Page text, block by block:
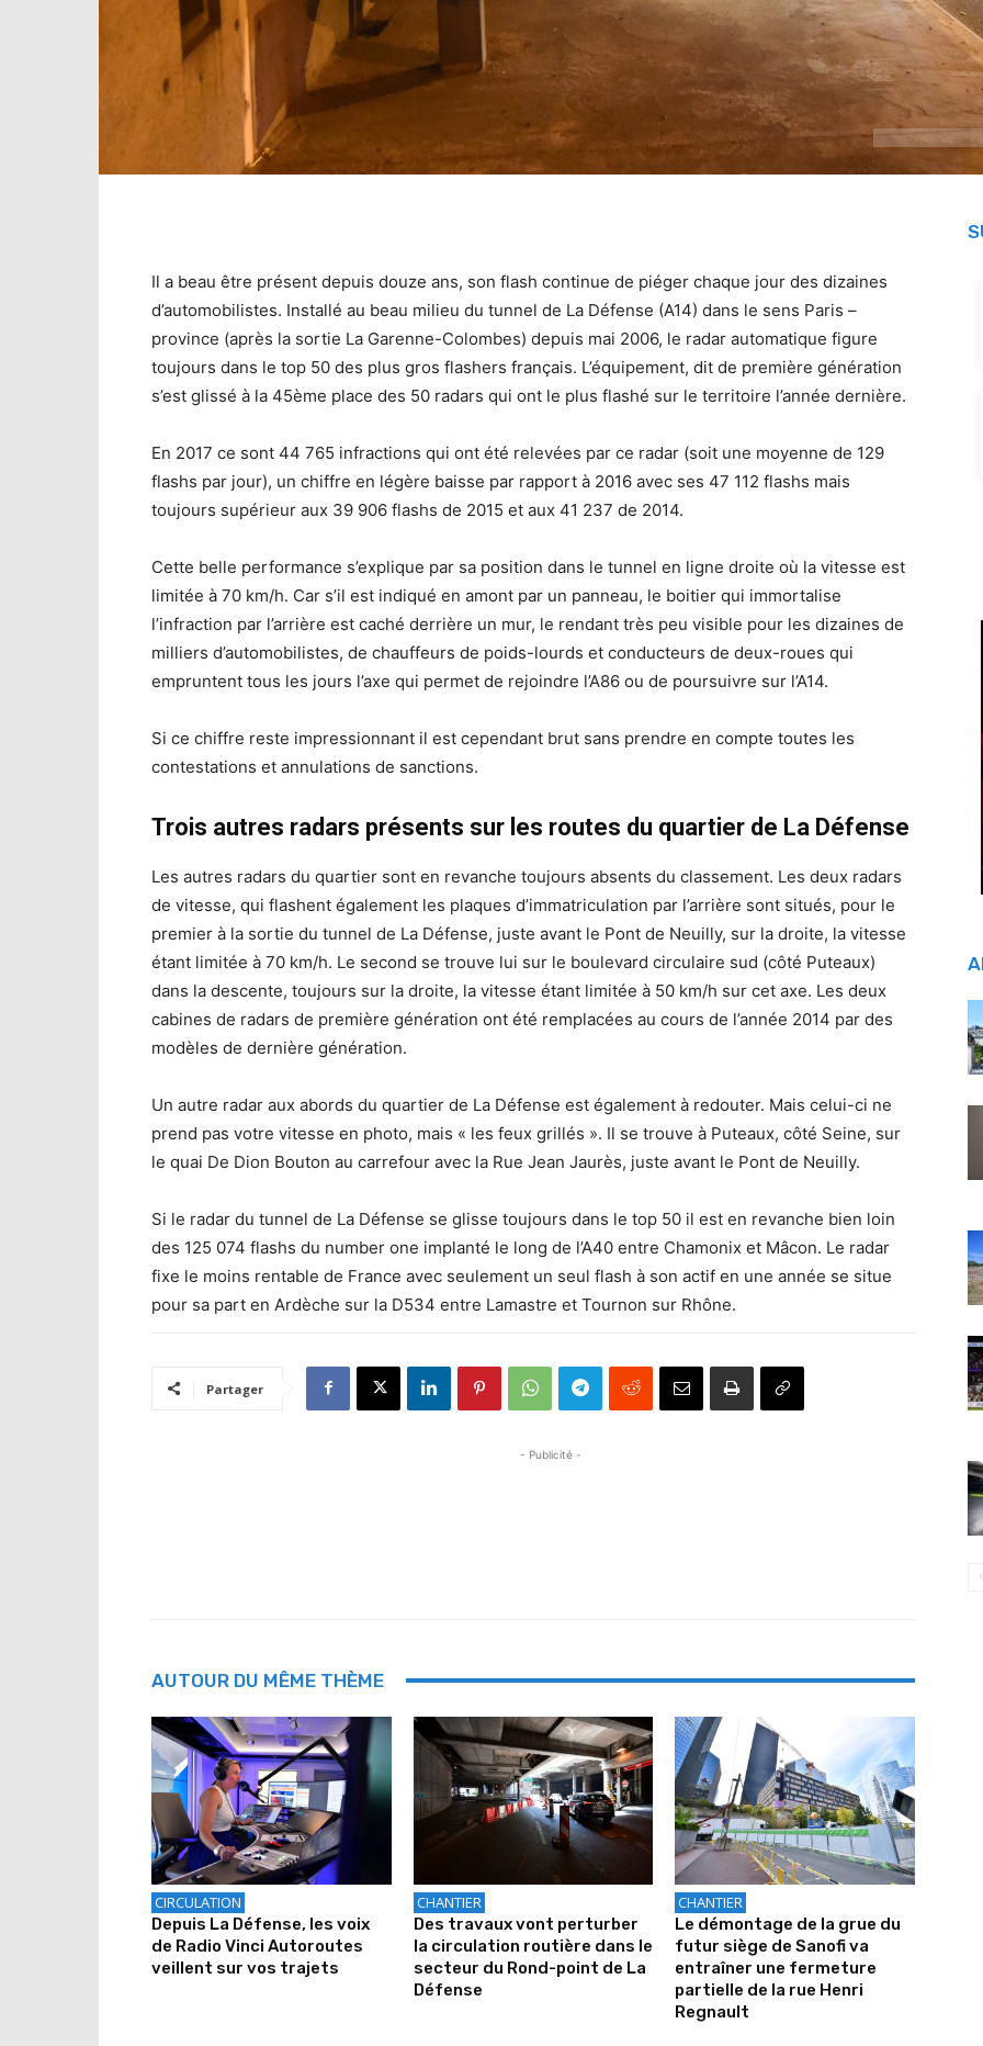
Il a beau être présent depuis douze ans, son flash continue de piéger chaque jour des dizaines
d’automobilistes. Installé au beau milieu du tunnel de La Défense (A14) dans le sens Paris –
province (après la sortie La Garenne-Colombes) depuis mai 2006, le radar automatique figure
toujours dans le top 50 des plus gros flashers français. L’équipement, dit de première génération
s’est glissé à la 45ème place des 50 radars qui ont le plus flashé sur le territoire l’année dernière.
En 2017 ce sont 44 765 infractions qui ont été relevées par ce radar (soit une moyenne de 129
flashs par jour), un chiffre en légère baisse par rapport à 2016 avec ses 47 112 flashs mais
toujours supérieur aux 39 906 flashs de 2015 et aux 41 237 de 2014.
Cette belle performance s’explique par sa position dans le tunnel en ligne droite où la vitesse est
limitée à 70 km/h. Car s’il est indiqué en amont par un panneau, le boitier qui immortalise
l’infraction par l’arrière est caché derrière un mur, le rendant très peu visible pour les dizaines de
milliers d’automobilistes, de chauffeurs de poids-lourds et conducteurs de deux-roues qui
empruntent tous les jours l’axe qui permet de rejoindre l’A86 ou de poursuivre sur l’A14.
Si ce chiffre reste impressionnant il est cependant brut sans prendre en compte toutes les
contestations et annulations de sanctions.
Trois autres radars présents sur les routes du quartier de La Défense
Les autres radars du quartier sont en revanche toujours absents du classement. Les deux radars
de vitesse, qui flashent également les plaques d’immatriculation par l’arrière sont situés, pour le
premier à la sortie du tunnel de La Défense, juste avant le Pont de Neuilly, sur la droite, la vitesse
étant limitée à 70 km/h. Le second se trouve lui sur le boulevard circulaire sud (côté Puteaux)
dans la descente, toujours sur la droite, la vitesse étant limitée à 50 km/h sur cet axe. Les deux
cabines de radars de première génération ont été remplacées au cours de l’année 2014 par des
modèles de dernière génération.
Un autre radar aux abords du quartier de La Défense est également à redouter. Mais celui-ci ne
prend pas votre vitesse en photo, mais « les feux grillés ». Il se trouve à Puteaux, côté Seine, sur
le quai De Dion Bouton au carrefour avec la Rue Jean Jaurès, juste avant le Pont de Neuilly.
Si le radar du tunnel de La Défense se glisse toujours dans le top 50 il est en revanche bien loin
des 125 074 flashs du number one implanté le long de l’A40 entre Chamonix et Mâcon. Le radar
fixe le moins rentable de France avec seulement un seul flash à son actif en une année se situe
pour sa part en Ardèche sur la D534 entre Lamastre et Tournon sur Rhône.
Partager
- Publicité -
AUTOUR DU MÊME THÈME
CIRCULATION
Depuis La Défense, les voix
de Radio Vinci Autoroutes
veillent sur vos trajets
CHANTIER
Des travaux vont perturber
la circulation routière dans le
secteur du Rond-point de La
Défense
CHANTIER
Le démontage de la grue du
futur siège de Sanofi va
entraîner une fermeture
partielle de la rue Henri
Regnault